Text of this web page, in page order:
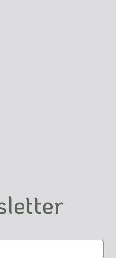
conto interessi
per facilitare rateazioni e